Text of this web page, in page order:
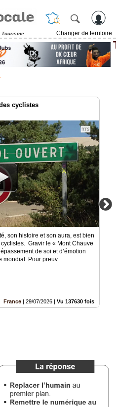
Tourisme
Changer de territoire
cyclistes
son histoire et son aura, est bien
Gravir le « Mont Chauve
de soi et d’émotion
mondial. Pour preuv ...
France
29/07/2026 Vu 137630 fois